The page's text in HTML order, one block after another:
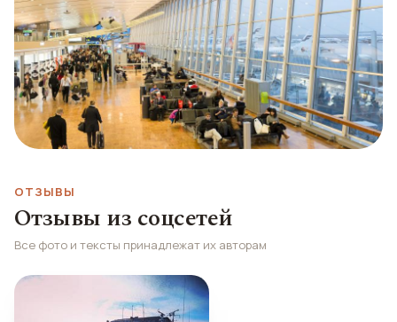
ОТЗЫВЫ
Отзывы из соцсетей
Все фото и тексты принадлежат их авторам